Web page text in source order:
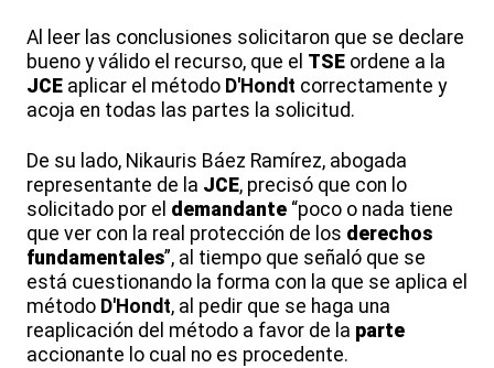
Al leer las conclusiones solicitaron que se declare
bueno y válido el recurso, que el TSE ordene a la
JCE aplicar el método D'Hondt correctamente y
acoja en todas las partes la solicitud.
De su lado, Nikauris Báez Ramírez, abogada
representante de la JCE, precisó que con lo
solicitado por el demandante “poco o nada tiene
que ver con la real protección de los derechos
fundamentales”, al tiempo que señaló que se
está cuestionando la forma con la que se aplica el
método D'Hondt, al pedir que se haga una
reaplicación del método a favor de la parte
accionante lo cual no es procedente.